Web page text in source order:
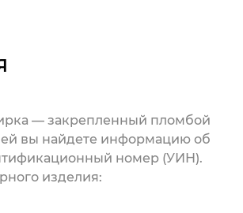
— закрепленный пломбой
вы найдете информацию об
номер (УИН).
изделия: